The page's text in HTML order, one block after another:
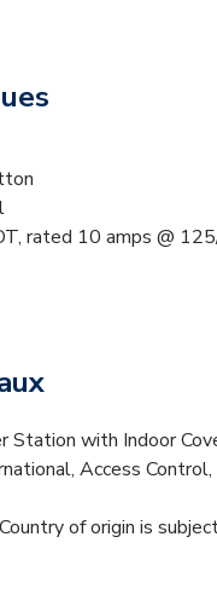
rated 10 amps @
with Indoor
Access
of origin is